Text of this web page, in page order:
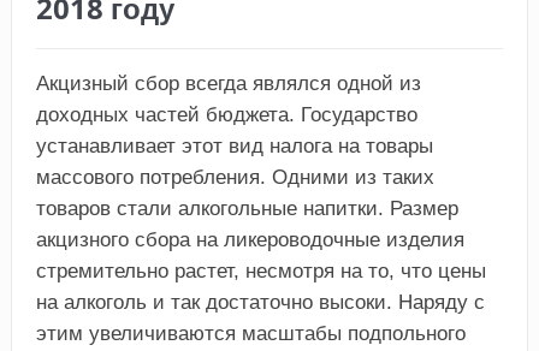
Акцизный сбор всегда являлся одной из
доходных частей бюджета. Государство
устанавливает этот вид налога на товары
массового потребления. Одними из таких
товаров стали алкогольные напитки. Размер
акцизного сбора на ликероводочные изделия
стремительно растет, несмотря на то, что цены
на алкоголь и так достаточно высоки. Наряду с
этим увеличиваются масштабы подпольного